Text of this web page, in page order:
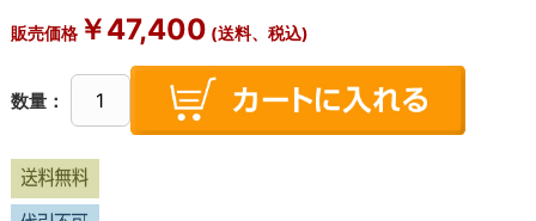
販売価格￥47,400 (送料、税込)
数量：